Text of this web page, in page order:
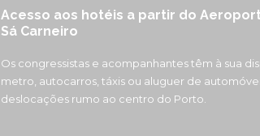
Acesso aos hotéis a partir do
Sá Carneiro
Os congressistas e acompanhantes têm à sua
metro, autocarros, táxis ou aluguer de
deslocações rumo ao centro do Porto.